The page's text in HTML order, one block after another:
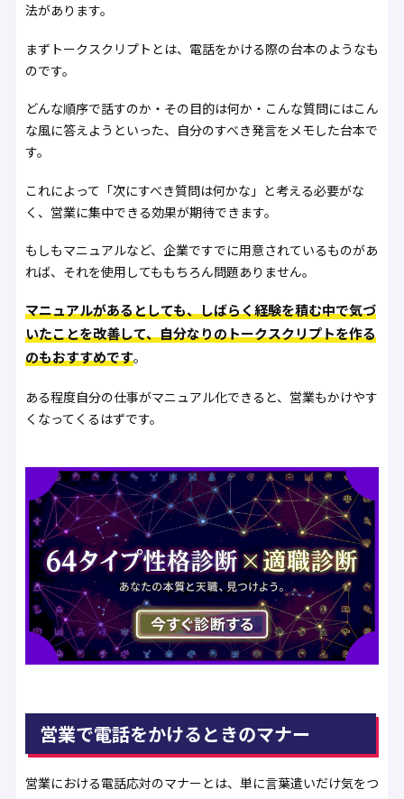
法があります。
まずトークスクリプトとは、電話をかける際の台本のようなも
のです。
どんな順序で話すのか・その目的は何か・こんな質問にはこん
な風に答えようといった、自分のすべき発言をメモした台本で
す。
これによって「次にすべき質問は何かな」と考える必要がな
く、営業に集中できる効果が期待できます。
もしもマニュアルなど、企業ですでに用意されているものがあ
れば、それを使用してももちろん問題ありません。
マニュアルがあるとしても、しばらく経験を積む中で気づ
いたことを改善して、自分なりのトークスクリプトを作る
のもおすすめです。
ある程度自分の仕事がマニュアル化できると、営業もかけやす
くなってくるはずです。
営業で電話をかけるときのマナー
営業における電話応対のマナーとは、単に言葉遣いだけ気をつ